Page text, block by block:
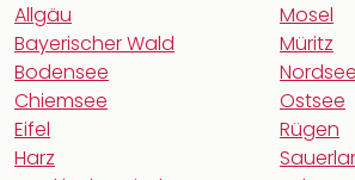
Allgäu
Bayerischer Wald
Bodensee
Chiemsee
Eifel
Harz
Mosel
Müritz
Nordsee
Ostsee
Rügen